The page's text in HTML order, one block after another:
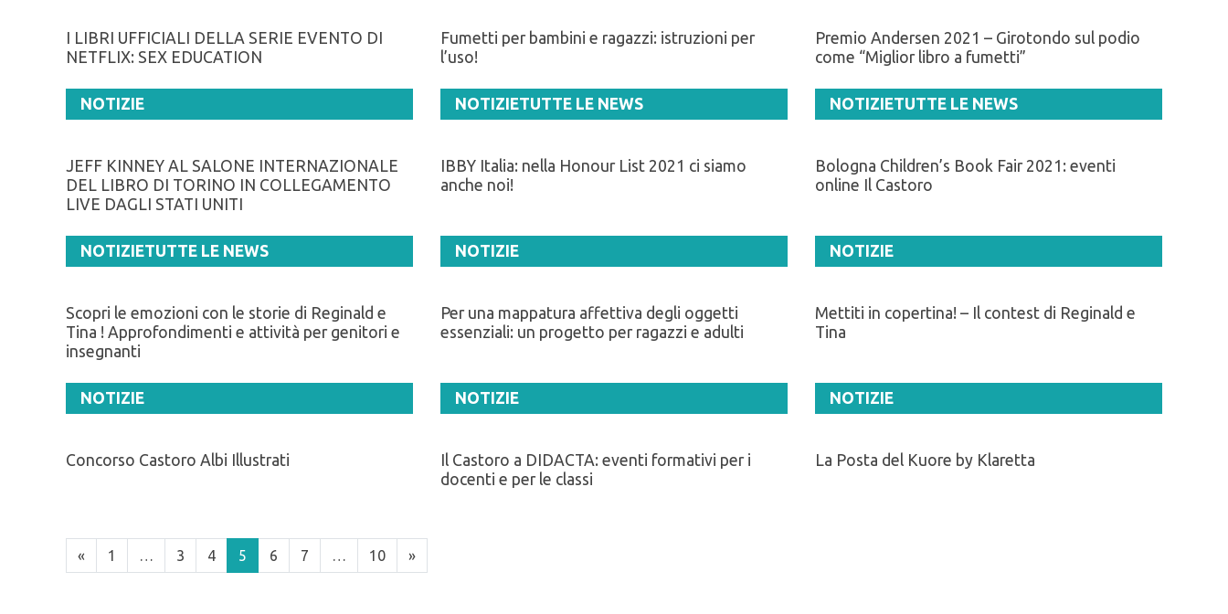
I LIBRI UFFICIALI DELLA SERIE EVENTO DI
NETFLIX: SEX EDUCATION
Fumetti per bambini e ragazzi: istruzioni per
l’uso!
Premio Andersen 2021 – Girotondo sul podio
come “Miglior libro a fumetti”
NOTIZIE
JEFF KINNEY AL SALONE INTERNAZIONALE
DEL LIBRO DI TORINO IN COLLEGAMENTO
LIVE DAGLI STATI UNITI
NOTIZIETUTTE LE NEWS
IBBY Italia: nella Honour List 2021 ci siamo
anche noi!
NOTIZIETUTTE LE NEWS
Bologna Children’s Book Fair 2021: eventi
online Il Castoro
NOTIZIETUTTE LE NEWS
Scopri le emozioni con le storie di Reginald e
Tina ! Approfondimenti e attività per genitori e
insegnanti
NOTIZIE
Per una mappatura affettiva degli oggetti
essenziali: un progetto per ragazzi e adulti
NOTIZIE
Mettiti in copertina! – Il contest di Reginald e
Tina
NOTIZIE
Concorso Castoro Albi Illustrati
NOTIZIE
Il Castoro a DIDACTA: eventi formativi per i
docenti e per le classi
NOTIZIE
La Posta del Kuore by Klaretta
« 1 … 3 4 5 6 7 … 10 »